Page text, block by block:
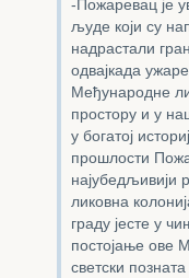
-Пожаревац је
људе који су
надрастали
одвајкада
Међународне
простору и у
у богатој
прошлости
најубедљивији
ликовна
граду јесте у
постојање ове
светски